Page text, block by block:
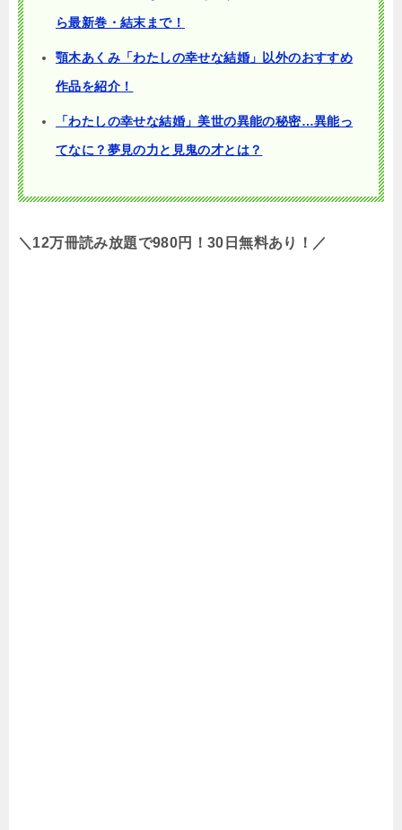
ら最新巻・結末まで！
顎木あくみ「わたしの幸せな結婚」以外のおすすめ
作品を紹介！
「わたしの幸せな結婚」美世の異能の秘密…異能っ
てなに？夢見の力と見鬼の才とは？
＼12万冊読み放題で980円！30日無料あり！／